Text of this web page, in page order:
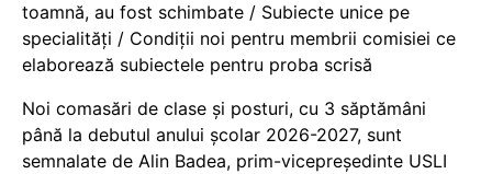
toamnă, au fost schimbate / Subiecte unice pe
specialități / Condiții noi pentru membrii comisiei ce
elaborează subiectele pentru proba scrisă
Noi comasări de clase și posturi, cu 3 săptămâni
până la debutul anului școlar 2026-2027, sunt
semnalate de Alin Badea, prim-vicepreședinte USLI